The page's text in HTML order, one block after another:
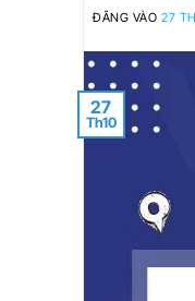
ĐĂNG VÀO27
27
Th10